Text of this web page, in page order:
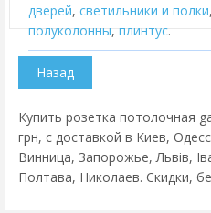
дверей, cветильники и полки,
полуколонны, плинтус.
Купить розетка потолочная
грн, с доставкой в Киев,
Винница, Запорожье, Львів,
Полтава, Николаев. Скидки,